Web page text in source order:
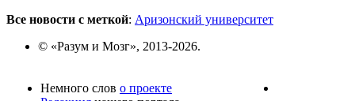
Все новости с меткой: Аризонский университет
© «Разум и Мозг», 2013-2026.
Немного слов о проекте